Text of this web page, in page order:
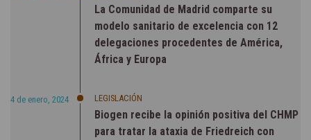
La Comunidad de Madrid comparte su
modelo sanitario de excelencia con 12
delegaciones procedentes de América,
África y Europa
4 de enero, 2024 LEGISLACIÓN
Biogen recibe la opinión positiva del CHMP
para tratar la ataxia de Friedreich con